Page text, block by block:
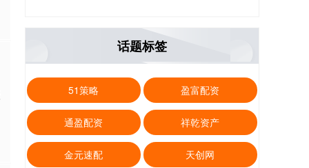
话题标签
51策略 盈富配资
通盈配资 祥乾资产
金元速配 天创网